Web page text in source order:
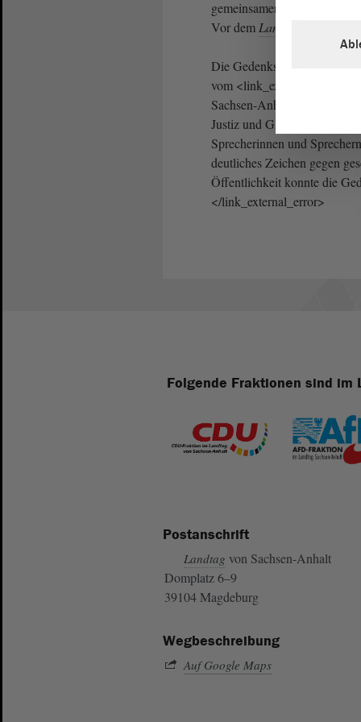
gemeinsamen Aktion „117
Vor dem Landtag
Die Gedenkstunde vor dem
vom <link_external_error
Sachsen-Anhalt e. V.,
Justiz und Gleichstellung,
Sprecherinnen und
deutliches Zeichen gegen
Öffentlichkeit konnte die
</link_external_error>
Folgende Fraktionen sind im
Postanschrift
Landtag von Sachsen-Anhalt
Domplatz 6–9
39104 Magdeburg
Wegbeschreibung
Auf Google Maps